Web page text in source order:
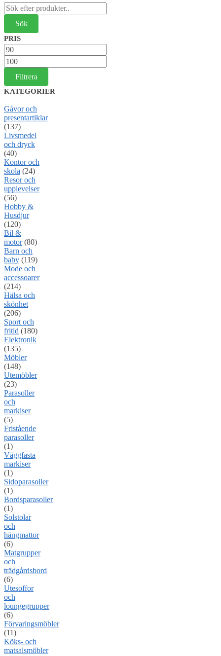
Sök
efter:
PRIS
Min
pris
Max
pris
Filtrera
KATEGORIER
Gåvor och
presentartiklar
(137)
Livsmedel
och dryck
(40)
Kontor och
skola (24)
Resor och
upplevelser
(56)
Hobby &
Husdjur
(120)
Bil &
motor (80)
Barn och
baby (119)
Mode och
accessoarer
(214)
Hälsa och
skönhet
(206)
Sport och
fritid (180)
Elektronik
(135)
Möbler
(148)
Utemöbler
(23)
Parasoller
och
markiser
(5)
Fristående
parasoller
(1)
Väggfasta
markiser
(1)
Sidoparasoller
(1)
Bordsparasoller
(1)
Solstolar
och
hängmattor
(6)
Matgrupper
och
trädgårdsbord
(6)
Utesoffor
och
loungegrupper
(6)
Förvaringsmöbler
(11)
Köks- och
matsalsmöbler